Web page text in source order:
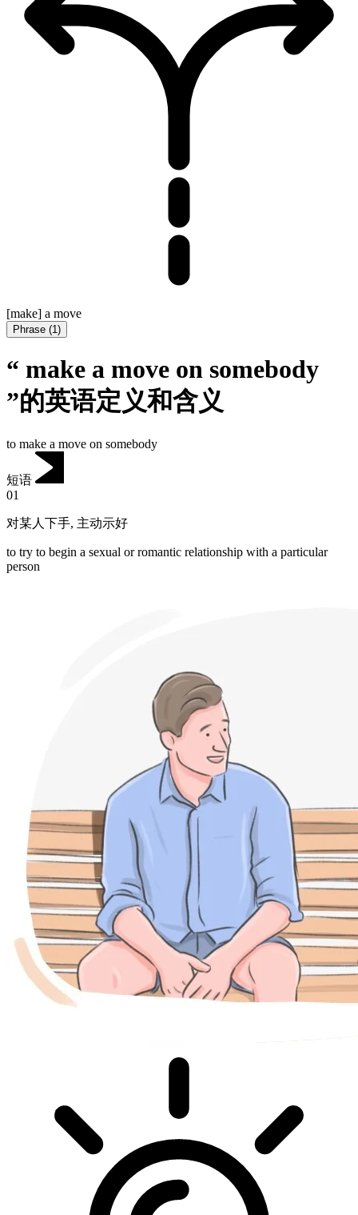
[make] a move
Phrase (1)
“ make a move on somebody
”的英语定义和含义
to make a move on somebody
短语
01
对某人下手, 主动示好
to try to begin a sexual or romantic relationship with a particular
person